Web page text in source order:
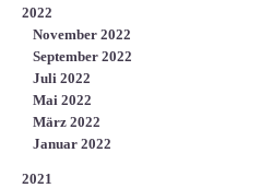
2022
November 2022
September 2022
Juli 2022
Mai 2022
März 2022
Januar 2022
2021